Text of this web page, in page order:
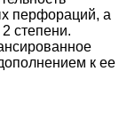
перфораций, а
степени.
к ее